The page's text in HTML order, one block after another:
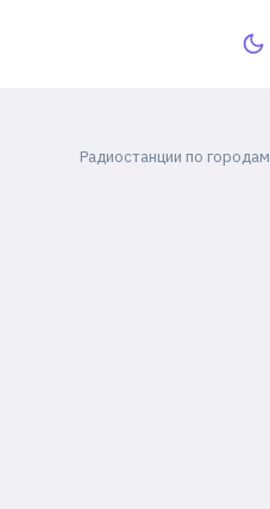
Радиостанции по городам